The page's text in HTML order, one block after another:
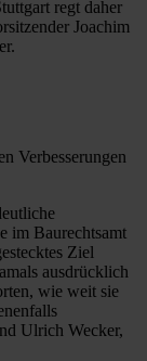
regt daher
Joachim
Verbesserungen
im Baurechtsamt
Ziel
ausdrücklich
wie weit sie
Ulrich Wecker,